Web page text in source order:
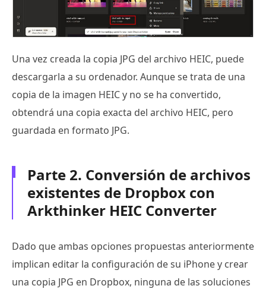
Una vez creada la copia JPG del archivo HEIC, puede
descargarla a su ordenador. Aunque se trata de una
copia de la imagen HEIC y no se ha convertido,
obtendrá una copia exacta del archivo HEIC, pero
guardada en formato JPG.
Parte 2. Conversión de archivos
existentes de Dropbox con
Arkthinker HEIC Converter
Dado que ambas opciones propuestas anteriormente
implican editar la configuración de su iPhone y crear
una copia JPG en Dropbox, ninguna de las soluciones